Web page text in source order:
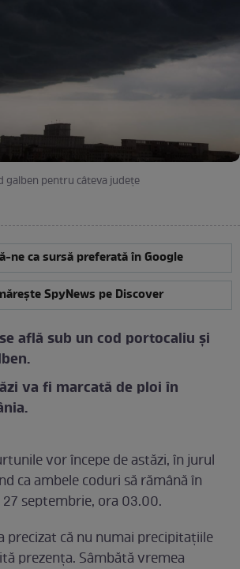
galben pentru câteva județe
ne ca sursă preferată în Google
SpyNews pe Discover
află sub un cod portocaliu și
va fi marcată de ploi în
vor începe de astăzi, în jurul
ca ambele coduri să rămână în
septembrie, ora 03.00.
precizat că nu numai precipitațiile
prezența. Sâmbătă vremea